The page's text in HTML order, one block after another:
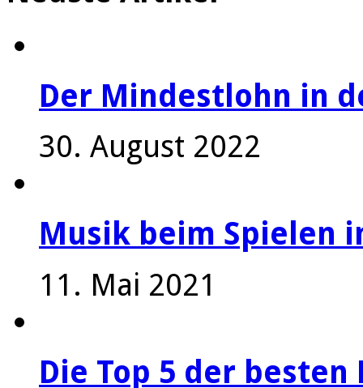
Der Mindestlohn in
30. August 2022
Musik beim Spielen
11. Mai 2021
Die Top 5 der besten